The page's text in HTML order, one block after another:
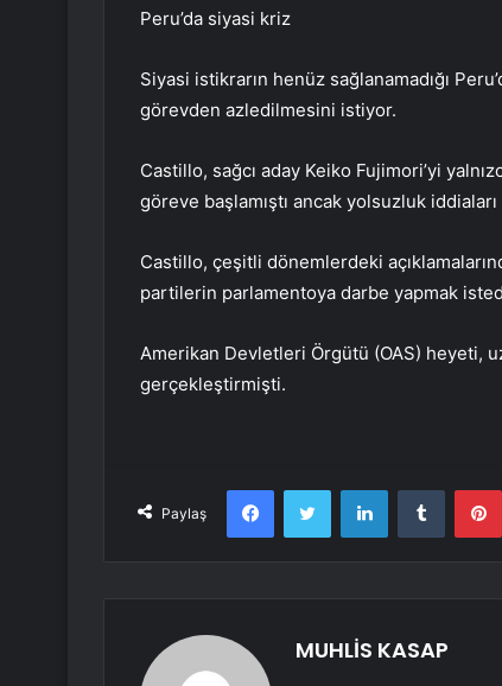
Peru’da siyasi kriz
Siyasi istikrarın henüz sağlanamadığı
görevden azledilmesini istiyor.
Castillo, sağcı aday Keiko Fujimori’yi
göreve başlamıştı ancak yolsuzluk
Castillo, çeşitli dönemlerdeki
partilerin parlamentoya darbe yapmak
Amerikan Devletleri Örgütü (OAS) heyeti,
gerçekleştirmişti.
Paylaş
FacebookTwitter LinkedInTumblr
MUHLİS KASAP